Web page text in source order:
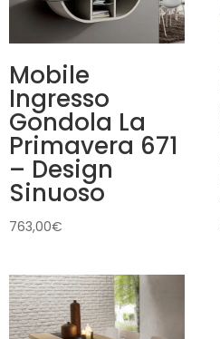
Mobile
Ingresso
Gondola La
Primavera 671
– Design
Sinuoso
763,00€